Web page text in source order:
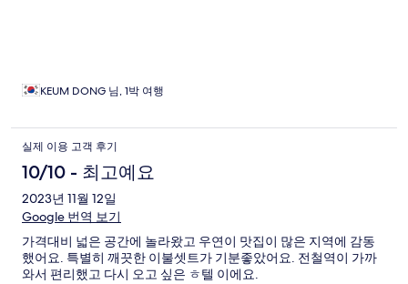
KEUM DONG 님, 1박 여행
실제 이용 고객 후기
10/10 - 최고예요
2023년 11월 12일
Google 번역 보기
가격대비 넓은 공간에 놀라왔고 우연이 맛집이 많은 지역에 감동
했어요. 특별히 깨끗한 이불셋트가 기분좋았어요. 전철역이 가까
와서 편리했고 다시 오고 싶은 ㅎ텔 이에요.